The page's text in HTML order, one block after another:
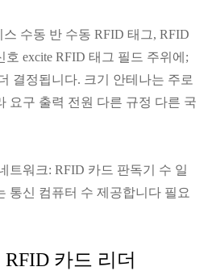
수동 반 수동 RFID 태그, RFID
excite RFID 태그 필드 주위에;
결정됩니다. 크기 안테나는 주로
요구 출력 전원 다른 규정 다른 국
트워크: RFID 카드 판독기 수 일
통신 컴퓨터 수 제공합니다 필요
카드 리더